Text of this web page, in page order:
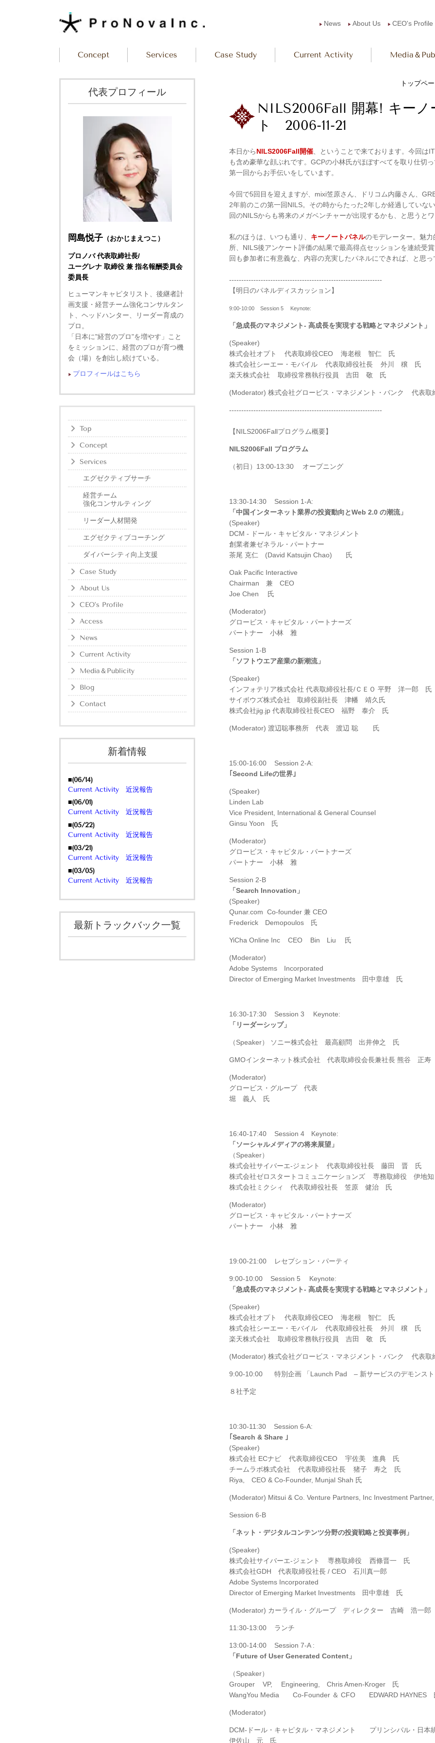
▶︎ News ▶︎ About Us ▶︎ CEO's Profile
Concept Services Case Study Current Activity Media＆
トップペ
NILS2006Fall 開幕! キーノ
ト 2006-11-21
本日からNILS2006Fall開催 、ということで来ております。今回
も含め豪華な顔ぶれです。GCPの小林氏がほぼすべてを取り仕切
第一回からお手伝いをしています。
今回で5回目を迎えますが、mixi笠原さん、ドリコム内藤さん、
2年前のこの第一回NILS。その時からたった2年しか経過していな
回のNILSからも将来のメガベンチャーが出現するかも、と思うと
私のほうは、いつも通り、 キーノートパネルのモデレーター。魅
所、NILS後アンケート評価の結果で最高得点セッションを連続受
回も参加者に有意義な、内容の充実したパネルにできれば、と思
---------------------------------------------------------------
【明日のパネルディスカッション】
9:00-10:00 Session 5 Keynote:
「急成長のマネジメント- 高成長を実現する戦略とマネジメント」
(Speaker)
株式会社オプト 代表取締役CEO 海老根 智仁 氏
株式会社シーエー・モバイル 代表取締役社長 外川 穣 氏
楽天株式会社 取締役常務執行役員 吉田 敬 氏
(Moderator) 株式会社グロービス・マネジメント・バンク 代表
---------------------------------------------------------------
【NILS2006Fallプログラム概要】
NILS2006Fall プログラム
（初日）13:00-13:30 オープニング
13:30-14:30 Session 1-A:
「中国インターネット業界の投資動向とWeb 2.0 の潮流」
(Speaker)
DCM - ドール・キャピタル・マネジメント
創業者兼ゼネラル・パートナー
茶尾 克仁 (David Katsujin Chao) 氏
Oak Pacific Interactive
Chairman 兼 CEO
Joe Chen 氏
(Moderator)
グロービス・キャピタル・パートナーズ
パートナー 小林 雅
Session 1-B
「ソフトウエア産業の新潮流」
(Speaker)
インフォテリア株式会社 代表取締役社長/ＣＥＯ 平野 洋一郎 氏
サイボウズ株式会社 取締役副社長 津幡 靖久氏
株式会社jig.jp 代表取締役社長CEO 福野 泰介 氏
(Moderator) 渡辺聡事務所 代表 渡辺 聡 氏
15:00-16:00 Session 2-A:
｢Second Lifeの世界｣
(Speaker)
Linden Lab
Vice President, International & General Counsel
Ginsu Yoon 氏
(Moderator)
グロービス・キャピタル・パートナーズ
パートナー 小林 雅
Session 2-B
「Search Innovation」
(Speaker)
Qunar.com Co-founder 兼 CEO
Frederick Demopoulos 氏
YiCha Online Inc CEO Bin Liu 氏
(Moderator)
Adobe Systems Incorporated
Director of Emerging Market Investments 田中章雄 氏
16:30-17:30 Session 3 Keynote:
「リーダーシップ」
（Speaker） ソニー株式会社 最高顧問 出井伸之 氏
GMOインターネット株式会社 代表取締役会長兼社長 熊谷
(Moderator)
グロービス・グループ 代表
堀 義人 氏
16:40-17:40 Session 4 Keynote:
「ソーシャルメディアの将来展望」
（Speaker）
株式会社サイバーエ-ジェント 代表取締役社長 藤田 晋 氏
株式会社ゼロスタートコミュニケーションズ 専務取締役 伊
株式会社ミクシィ 代表取締役社長 笠原 健治 氏
(Moderator)
グロービス・キャピタル・パートナーズ
パートナー 小林 雅
19:00-21:00 レセプション・パーティ
9:00-10:00 Session 5 Keynote:
「急成長のマネジメント- 高成長を実現する戦略とマネジメント」
(Speaker)
株式会社オプト 代表取締役CEO 海老根 智仁 氏
株式会社シーエー・モバイル 代表取締役社長 外川 穣 氏
楽天株式会社 取締役常務執行役員 吉田 敬 氏
(Moderator) 株式会社グロービス・マネジメント・バンク 代
9:00-10:00 特別企画 「Launch Pad – 新サービスのデモンスト
８社予定
10:30-11:30 Session 6-A:
｢Search & Share ｣
(Speaker)
株式会社 ECナビ 代表取締役CEO 宇佐美 進典 氏
チームラボ株式会社 代表取締役社長 猪子 寿之 氏
Riya, CEO & Co-Founder, Munjal Shah 氏
(Moderator) Mitsui & Co. Venture Partners, Inc Investment
Session 6-B
「ネット・デジタルコンテンツ分野の投資戦略と投資事例」
(Speaker)
株式会社サイバーエ-ジェント 専務取締役 西條晋一 氏
株式会社GDH 代表取締役社長 / CEO 石川真一郎
Adobe Systems Incorporated
Director of Emerging Market Investments 田中章雄 氏
(Moderator) カーライル・グループ ディレクター 吉崎 浩一
11:30-13:00 ランチ
13:00-14:00 Session 7-A :
「Future of User Generated Content」
（Speaker）
Grouper VP, Engineering, Chris Amen-Kroger 氏
WangYou Media Co-Founder ＆ CFO EDWARD HAYNES
(Moderator)
DCM-ドール・キャピタル・マネジメント プリンシパル・日本
伊佐山 元 氏
代表プロフィール
岡島悦子 （おかじまえつこ）
プロノバ 代表取締社長/
ユーグレナ 取締役 兼 指名報酬委員会
委員長
ヒューマンキャピタリスト、後継者計
画支援・経営チーム強化コンサルタン
ト、ヘッドハンター、リーダー育成の
プロ。
「日本に"経営のプロ"を増やす」こと
をミッションに、経営のプロが育つ機
会（場）を創出し続けている。
▶︎ プロフィールはこちら
Top
Concept
Services
エグゼクティブサーチ
経営チーム
強化コンサルティング
リーダー人材開発
エグゼクティブコーチング
ダイバーシティ向上支援
Case Study
About Us
CEO’s Profile
Access
News
Current Activity
Media＆Publicity
Blog
Contact
新着情報
■(06/14)
Current Activity 近況報告
■(06/01)
Current Activity 近況報告
■(05/22)
Current Activity 近況報告
■(03/21)
Current Activity 近況報告
■(03/05)
Current Activity 近況報告
最新トラックバック一覧